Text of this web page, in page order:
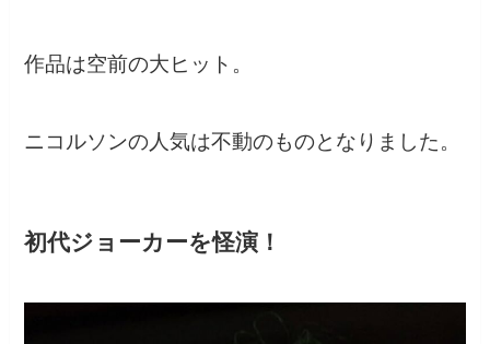
作品は空前の大ヒット。
ニコルソンの人気は不動のものとなりました。
初代ジョーカーを怪演！